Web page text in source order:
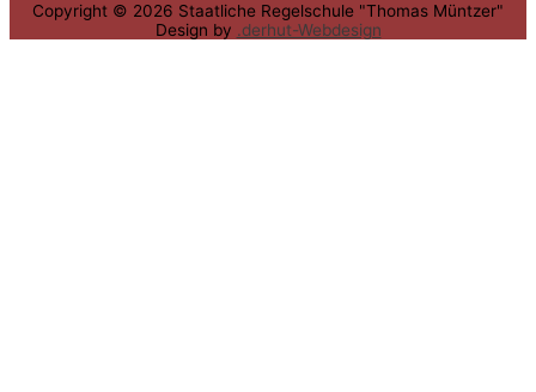
Copyright © 2026 Staatliche Regelschule "Thomas Müntzer"
Design by .derhut-Webdesign